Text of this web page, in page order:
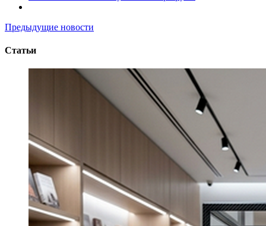
Предыдущие новости
Статьи